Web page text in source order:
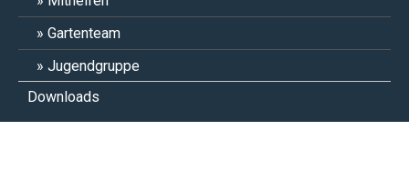
Gartenteam
Jugendgruppe
Downloads